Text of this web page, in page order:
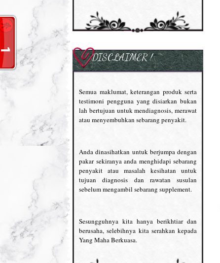
DISCLAIMER !
Semua maklumat, keterangan produk serta
testimoni pengguna yang disiarkan bukan
lah bertujuan untuk mendiagnosis, merawat
atau menyembuhkan sebarang penyakit.
Anda dinasihatkan untuk berjumpa dengan
pakar sekiranya anda menghidapi sebarang
penyakit atau masalah kesihatan untuk
tujuan diagnosis dan rawatan susulan
sebelum mengambil sebarang supplement.
Sesungguhnya kita hanya berikhtiar dan
berusaha, selebihnya kita serahkan kepada
Yang Maha Berkuasa.